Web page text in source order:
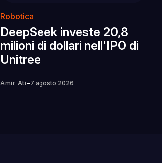
Robotica
DeepSeek investe 20,8
milioni di dollari nell'IPO di
Unitree
Amir Ati -7 agosto 2026